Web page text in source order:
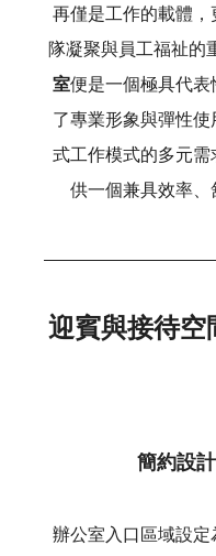
再僅是工作的載體
隊凝聚與員工福祉的
室便是一個極具代
了專業形象與彈性
式工作模式的多元
供一個兼具效率、
迎賓與接待
簡約設
辦公室入口區域設定